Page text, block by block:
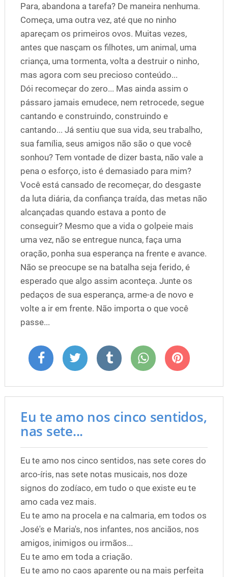
Para, abandona a tarefa? De maneira nenhuma.
Começa, uma outra vez, até que no ninho
apareçam os primeiros ovos. Muitas vezes,
antes que nasçam os filhotes, um animal, uma
criança, uma tormenta, volta a destruir o ninho,
mas agora com seu precioso conteúdo...
Dói recomeçar do zero... Mas ainda assim o
pássaro jamais emudece, nem retrocede, segue
cantando e construindo, construindo e
cantando... Já sentiu que sua vida, seu trabalho,
sua família, seus amigos não são o que você
sonhou? Tem vontade de dizer basta, não vale a
pena o esforço, isto é demasiado para mim?
Você está cansado de recomeçar, do desgaste
da luta diária, da confiança traída, das metas não
alcançadas quando estava a ponto de
conseguir? Mesmo que a vida o golpeie mais
uma vez, não se entregue nunca, faça uma
oração, ponha sua esperança na frente e avance.
Não se preocupe se na batalha seja ferido, é
esperado que algo assim aconteça. Junte os
pedaços de sua esperança, arme-a de novo e
volte a ir em frente. Não importa o que você
passe...
Eu te amo nos cinco sentidos,
nas sete...
Eu te amo nos cinco sentidos, nas sete cores do
arco-íris, nas sete notas musicais, nos doze
signos do zodíaco, em tudo o que existe eu te
amo cada vez mais.
Eu te amo na procela e na calmaria, em todos os
José's e Maria's, nos infantes, nos anciãos, nos
amigos, inimigos ou irmãos...
Eu te amo em toda a criação.
Eu te amo no caos aparente ou na mais perfeita